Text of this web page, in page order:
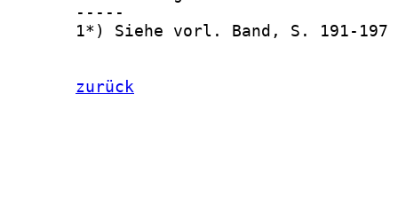
zurück